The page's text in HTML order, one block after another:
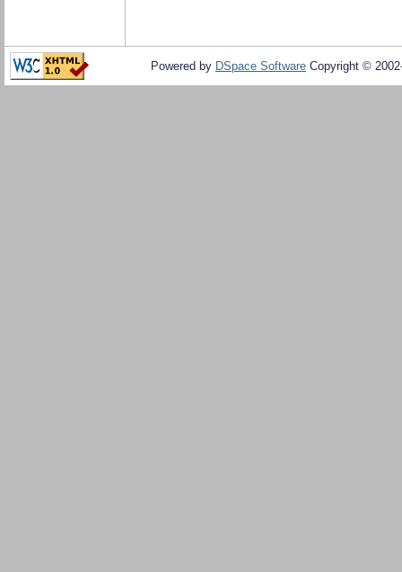
Powered by DSpace Software Copyright ©